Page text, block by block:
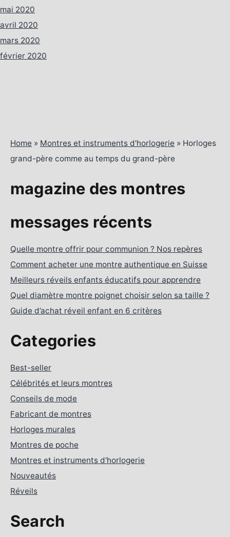
mai 2020
avril 2020
mars 2020
février 2020
Home » Montres et instruments d'horlogerie » Horloges
grand-père comme au temps du grand-père
magazine des montres
messages récents
Quelle montre offrir pour communion ? Nos repères
Comment acheter une montre authentique en Suisse
Meilleurs réveils enfants éducatifs pour apprendre
Quel diamètre montre poignet choisir selon sa taille ?
Guide d’achat réveil enfant en 6 critères
Categories
Best-seller
Célébrités et leurs montres
Conseils de mode
Fabricant de montres
Horloges murales
Montres de poche
Montres et instruments d'horlogerie
Nouveautés
Réveils
Search